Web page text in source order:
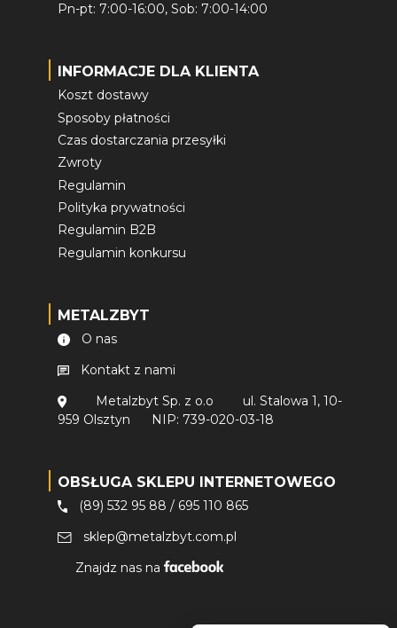
Pn-pt: 7:00-16:00, Sob: 7:00-14:00
INFORMACJE DLA KLIENTA
Koszt dostawy
Sposoby płatności
Czas dostarczania przesyłki
Zwroty
Regulamin
Polityka prywatności
Regulamin B2B
Regulamin konkursu
METALZBYT
O nas
Kontakt z nami
Metalzbyt Sp. z o.o
ul. Stalowa 1, 10-
959 Olsztyn
NIP: 739-020-03-18
OBSŁUGA SKLEPU INTERNETOWEGO
(89) 532 95 88 / 695 110 865
sklep@metalzbyt.com.pl
Znajdz nas na